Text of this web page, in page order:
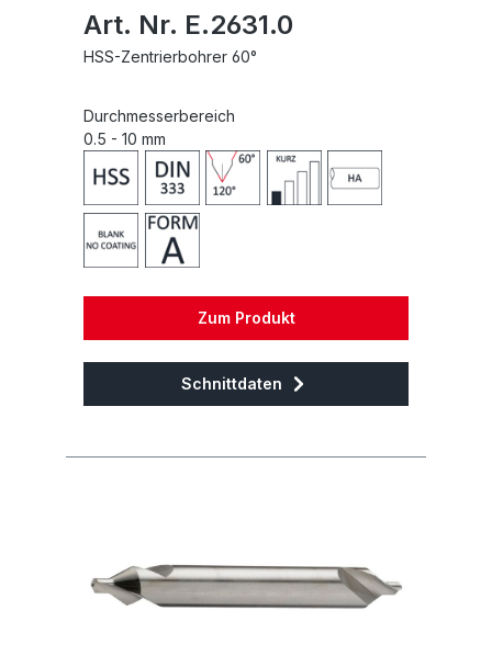
Art. Nr. E.2631.0
HSS-Zentrierbohrer 60°
Durchmesserbereich
0.5 - 10 mm
Zum Produkt
Schnittdaten